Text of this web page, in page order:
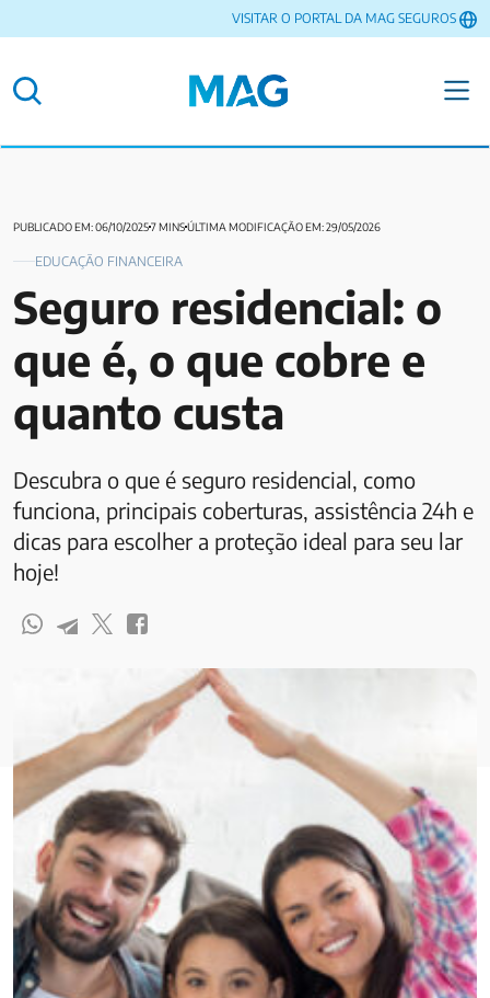
VISITAR O PORTAL DA MAG SEGUROS
PUBLICADO EM: 06/10/20257 MINSÚLTIMA MODIFICAÇÃO EM: 29/05/2026
EDUCAÇÃO FINANCEIRA
Seguro residencial: o
que é, o que cobre e
quanto custa
Descubra o que é seguro residencial, como
funciona, principais coberturas, assistência 24h e
dicas para escolher a proteção ideal para seu lar
hoje!